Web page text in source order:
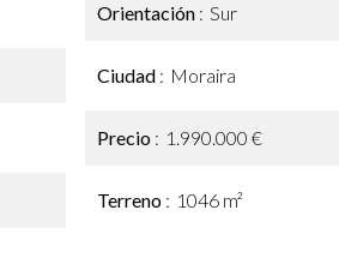
Orientación Sur
Ciudad Moraira
Precio 1.990.000 €
Terreno 1046 m²